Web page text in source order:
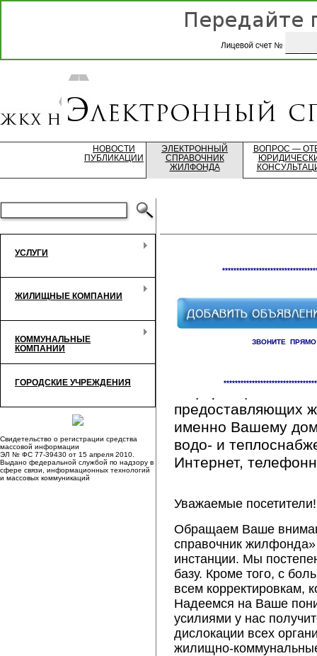
НОВОСТИ
ПУБЛИКАЦИИ
ЭЛЕКТРОННЫЙ
СПРАВОЧНИК
ЖИЛФОНДА
ВОПРОС —
УСЛУГИ
ЖИЛИЩНЫЕ КОМПАНИИ
КОММУНАЛЬНЫЕ
КОМПАНИИ
ГОРОДСКИЕ УЧРЕЖДЕНИЯ
Свидетельство о регистрации средства
массовой информации
ЭЛ № ФС 77-39430 от 15 апреля 2010.
Выдано федеральной службой по надзору в
сфере связи, информационных технологий
и массовых коммуникаций
ЗВОНИТЕ
предоставляющих
именно Вашему
водо- и
Интернет,
Уважаемые посетители!
Обращаем Ваше
справочник
инстанции. Мы
базу. Кроме того, с
всем корректировкам,
Надеемся на Ваше
усилиями у нас
дислокации всех
жилищно-